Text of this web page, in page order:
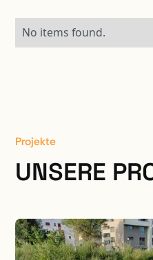
No items found.
Projekte
UNSERE